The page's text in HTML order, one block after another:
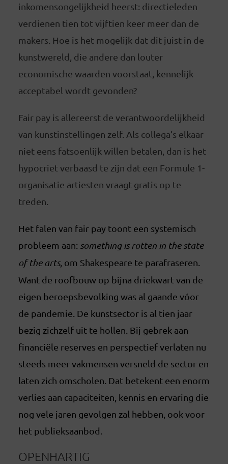
inkomensongelijkheid heerst: directieleden
verdienen tien tot vijftien keer meer dan de
makers. Hoe is het mogelijk dat dit juist in de
kunstwereld, die andere dan louter
economische waarden voorstaat, kennelijk
acceptabel wordt gevonden?
Fair pay is allereerst de verantwoordelijkheid
van kunstinstellingen zelf. Als collega’s elkaar
niet eens fatsoenlijk willen betalen, dan is het
hypocriet verbaasd te zijn dat een Formule 1-
organisatie artiesten vraagt gratis op te
treden.
Het falen van fair pay toont een systemisch
probleem aan: something is rotten in the state
of the arts, om Shakespeare te parafraseren.
Want de roofbouw op bijna driekwart van de
eigen beroepsbevolking was al gaande vóor
de pandemie. De kunstsector is al tien jaar
bezig zichzelf uit te hollen. Bij gebrek aan
financiële reserves en perspectief verlaten nu
steeds meer vakmensen versneld de sector en
laten zich omscholen. Dat betekent een enorm
verlies aan capaciteiten, kennis en ervaring die
nog vele jaren gevolgen zal hebben, ook voor
het publieksaanbod.
OPENHARTIG